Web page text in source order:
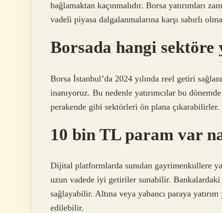
bağlamaktan kaçınmalıdır. Borsa yatırımları
vadeli piyasa dalgalanmalarına karşı sabırlı
Borsada hangi sektöre
Borsa İstanbul’da 2024 yılında reel getiri
inanıyoruz. Bu nedenle yatırımcılar bu
perakende gibi sektörleri ön plana çıkarabilirler.
10 bin TL param var
Dijital platformlarda sunulan gayrimenkullere
uzun vadede iyi getiriler sunabilir.
sağlayabilir. Altına veya yabancı paraya
edilebilir.